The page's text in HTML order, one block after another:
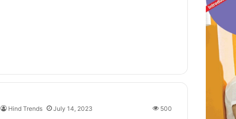
Hind Trends July 14, 2023 500